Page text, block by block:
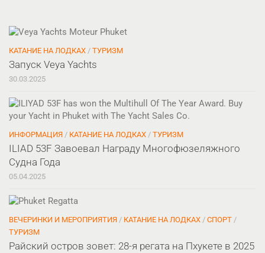
КАТАНИЕ НА ЛОДКАХ / ТУРИЗМ
Запуск Veya Yachts
30.03.2025
ИНФОРМАЦИЯ / КАТАНИЕ НА ЛОДКАХ / ТУРИЗМ
ILIAD 53F Завоевал Награду Многофюзеляжного
Судна Года
05.04.2025
ВЕЧЕРИНКИ И МЕРОПРИЯТИЯ / КАТАНИЕ НА ЛОДКАХ / СПОРТ /
ТУРИЗМ
Райский остров зовет: 28-я регата на Пхукете в 2025